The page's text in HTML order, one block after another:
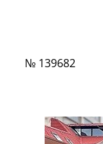
№ 139682